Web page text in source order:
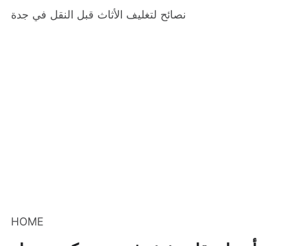
نصائح لتغليف الأثاث قبل النقل في جدة
HOME